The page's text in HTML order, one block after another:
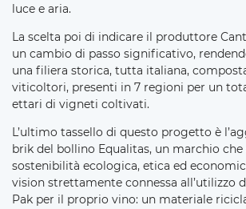
luce e aria.
La scelta poi di indicare il produttore
un cambio di passo significativo,
una filiera storica, tutta italiana,
viticoltori, presenti in 7 regioni per un
ettari di vigneti coltivati.
L’ultimo tassello di questo progetto è
brik del bollino Equalitas, un marchio
sostenibilità ecologica, etica ed
vision strettamente connessa all’utilizzo
Pak per il proprio vino: un materiale